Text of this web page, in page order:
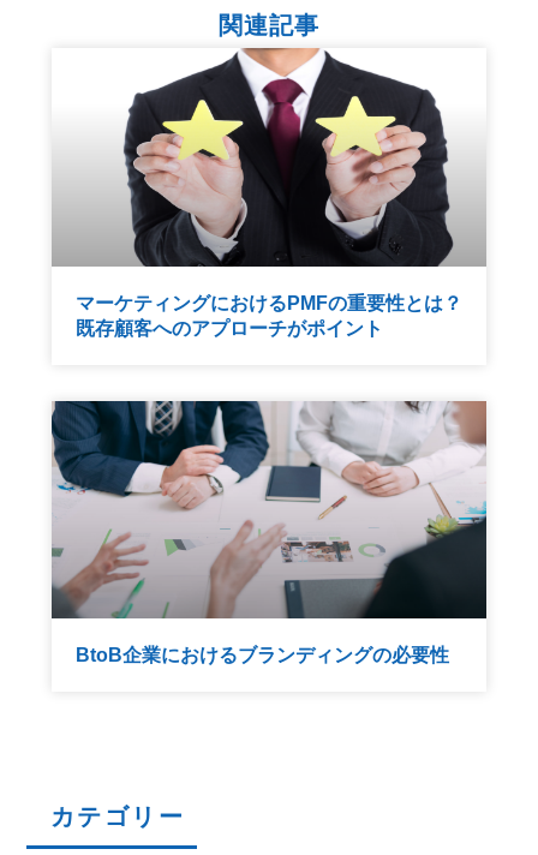
関連記事
マーケティングにおけるPMFの重要性とは？
既存顧客へのアプローチがポイント
BtoB企業におけるブランディングの必要性
カテゴリー